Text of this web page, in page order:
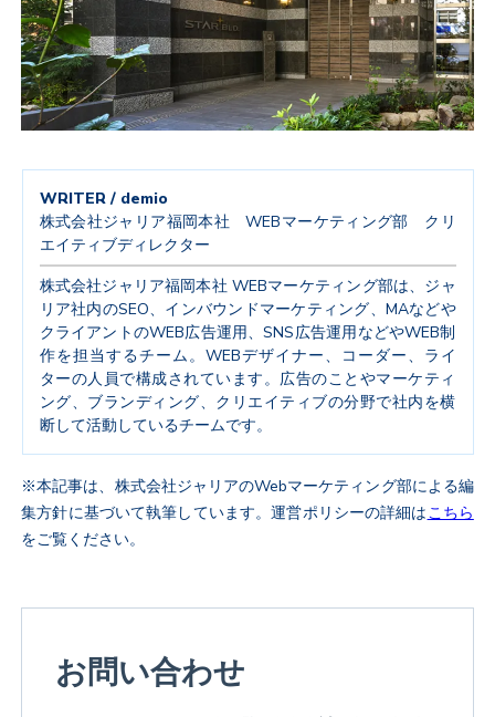
WRITER / demio
株式会社ジャリア福岡本社 WEBマーケティング部 クリ
エイティブディレクター
株式会社ジャリア福岡本社 WEBマーケティング部は、ジャ
リア社内のSEO、インバウンドマーケティング、MAなどや
クライアントのWEB広告運用、SNS広告運用などやWEB制
作を担当するチーム。WEBデザイナー、コーダー、ライ
ターの人員で構成されています。広告のことやマーケティ
ング、ブランディング、クリエイティブの分野で社内を横
断して活動しているチームです。
※本記事は、株式会社ジャリアのWebマーケティング部による編
集方針に基づいて執筆しています。運営ポリシーの詳細はこちら
をご覧ください。